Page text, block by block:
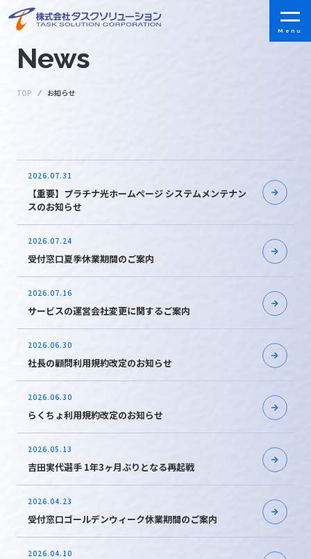
ニ
ス
News
TOP お知らせ
2026.07.31
【重要】プラチナ光ホームページ システムメンテナン
スのお知らせ
2026.07.24
受付窓口夏季休業期間のご案内
2026.07.16
サービスの運営会社変更に関するご案内
2026.06.30
社長の顧問利用規約改定のお知らせ
2026.06.30
らくちょ利用規約改定のお知らせ
2026.05.13
吉田実代選手 1年3ヶ月ぶりとなる再起戦
2026.04.23
受付窓口ゴールデンウィーク休業期間のご案内
2026.04.10